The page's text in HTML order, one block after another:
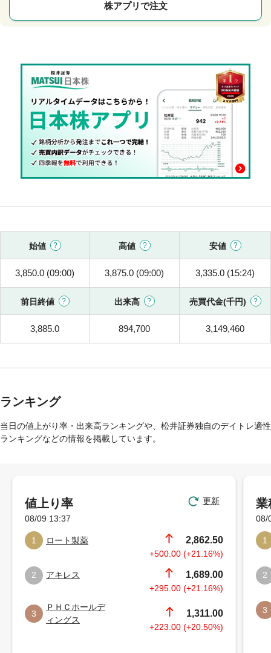
株アプリで注文
始値 高値 安値
3,850.0 (09:00) 3,875.0 (09:00) 3,335.0 (15:24)
前日終値 出来高 売買代金(千円)
3,885.0 894,700 3,149,460
ランキング
当日の値上がり率・出来高ランキングや、松井証券独自のデイトレ適性
ランキングなどの情報を掲載しています。